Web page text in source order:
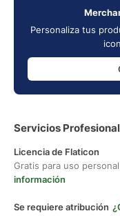
Personaliza tus
Servicios
Licencia de Flaticon
Gratis para uso
información
Se requiere atribución